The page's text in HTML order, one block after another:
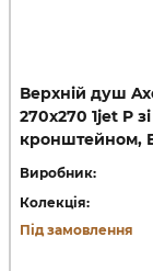
Верхній душ
270х270 1jet P
Виробник:
Колекція:
Під замовлення